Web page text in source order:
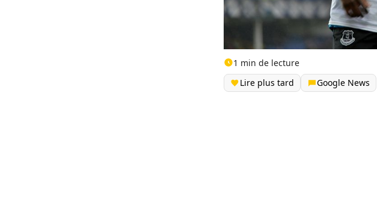
1 min de lecture
Lire plus tard
Google News